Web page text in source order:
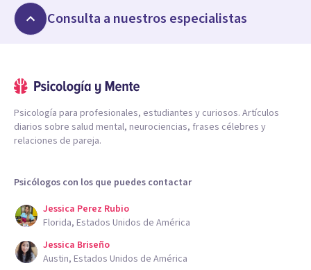
Consulta a nuestros especialistas
Psicología para profesionales, estudiantes y curiosos. Artículos
diarios sobre salud mental, neurociencias, frases célebres y
relaciones de pareja.
Psicólogos con los que puedes contactar
Jessica Perez Rubio
Florida, Estados Unidos de América
Jessica Briseño
Austin, Estados Unidos de América